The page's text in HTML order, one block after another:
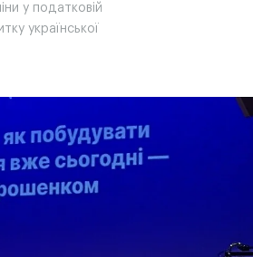
у податковій
української